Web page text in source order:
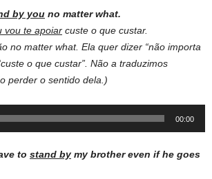
by you no matter what.
vou te apoiar custe o que custar.
no matter what. Ela quer dizer “não importa
o que custar”. Não a traduzimos
perder o sentido dela.)
00:00
to stand by my brother even if he goes